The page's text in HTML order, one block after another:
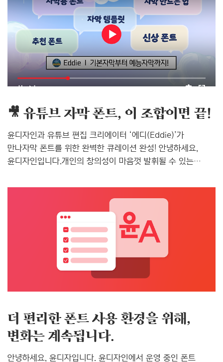
프로젝트입니다. 윤디자인은 30여 년간 축적해온 서체 디자인
노하우를 바탕으로, 브랜드의 감성과 톤앤매너를 글자에
담아낼 예정입니다. 브랜드 철학을 글자로 구현하다
윤디자인은 서체를 단순한 타이포그래피 요소가 아닌 브랜드
언어의 핵심 구성요소로 보고 있습니다. 이번 프로젝트에서는
마초의사춘기의 철학과 공간적 감성을 글자의 형태, 구조,
그리고 리듬감으로 생생하게 표현..
🎥 유튜브 자막 폰트, 이 조합이면 끝!
윤디자인과 유튜브 편집 크리에이터 ‘에디(Eddie)’가
만나자막 폰트를 위한 완벽한 큐레이션 완성! 안녕하세요,
윤디자인입니다.개인의 창의성이 마음껏 발휘될 수 있는
아니어도 일상을 기록하거나 정보를 공유하고 소통하는
다양한 영상 콘텐츠들이 활발하게 제작되고 있어요. 이런
흐름에 따라 디지털 폰트 역시 단순한 고딕체나 명조체에서
벗어나, 개성과 목적이 분명한 다양한 스타일로 진화하고 있죠.
영상에 어떤 폰트를 사용하느냐에 따라 콘텐츠의 분위기는
물론, 채널의 정체성과 완성도까지 달라질 수 있기 때문에
‘적절한 폰트 선택’은 영상 작업의 핵심 요소로 자리잡고
있어요. 그래서 윤디자인이 준비했습니다.영상 자막 폰트에
대한 고민을 덜어드릴 윤디자인의..
더 편리한 폰트 사용 환경을 위해,
변화는 계속됩니다.
안녕하세요, 윤디자입니다. 윤디자인에서 운영 중인 폰트